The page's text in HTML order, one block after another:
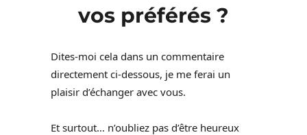
vos préférés ?
Dites-moi cela dans un commentaire
directement ci-dessous, je me ferai un
plaisir d’échanger avec vous.
Et surtout… n’oubliez pas d’être heureux